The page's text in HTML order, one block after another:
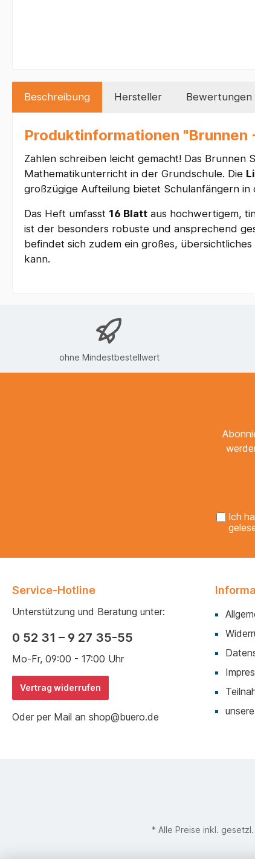
Beschreibung Hersteller Bewertungen
Produktinformationen "Brunnen
Zahlen schreiben leicht gemacht! Das Brunnen
Mathematikunterricht in der Grundschule. Die
großzügige Aufteilung bietet Schulanfängern in
Das Heft umfasst 16 Blatt aus hochwertigem,
ist der besonders robuste und ansprechend
befindet sich zudem ein großes,
kann.
ohne Mindestbestellwert
Ich
Service-Hotline
Unterstützung und Beratung unter:
0 52 31 – 9 27 35-55
Mo-Fr, 09:00 - 17:00 Uhr
Vertrag widerrufen
Oder per Mail an shop@buero.de
* Alle Preise inkl.